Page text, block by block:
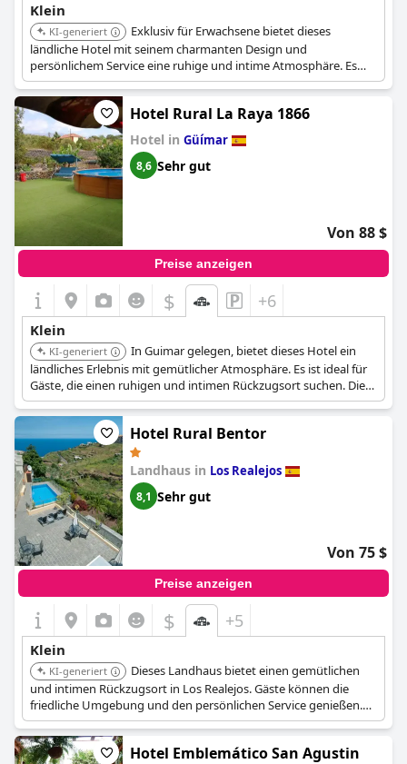
Klein
KI-generiert
Exklusiv für Erwachsene bietet dieses
ländliche Hotel mit seinem charmanten Design und
persönlichem Service eine ruhige und intime Atmosphäre. Es
liegt in einer ruhigen Gegend und bietet eine friedliche Flucht.
Hotel Rural La Raya 1866
Hotel in Güímar
8,6 Sehr gut
Von 88 $
Preise anzeigen
$ +6
Klein
KI-generiert
In Guimar gelegen, bietet dieses Hotel ein
ländliches Erlebnis mit gemütlicher Atmosphäre. Es ist ideal für
Gäste, die einen ruhigen und intimen Rückzugsort suchen. Die
Lage des Hotels ermöglicht die Erkundung der umliegenden
Natur.
Hotel Rural Bentor
Landhaus in Los Realejos
8,1 Sehr gut
Von 75 $
Preise anzeigen
$ +5
Klein
KI-generiert
Dieses Landhaus bietet einen gemütlichen
und intimen Rückzugsort in Los Realejos. Gäste können die
friedliche Umgebung und den persönlichen Service genießen.
Das Hotel bietet ein einzigartiges kulturelles Erlebnis mit
traditioneller Architektur.
Hotel Emblemático San Agustin